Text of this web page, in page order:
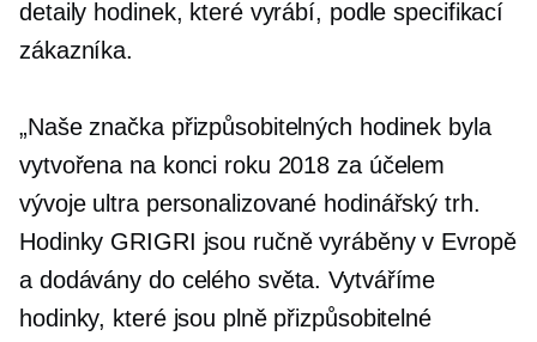
detaily hodinek, které vyrábí, podle specifikací
zákazníka.
„Naše značka přizpůsobitelných hodinek byla
vytvořena na konci roku 2018 za účelem
vývoje ultra personalizované hodinářský trh.
Hodinky GRIGRI jsou ručně vyráběny v Evropě
a dodávány do celého světa. Vytváříme
hodinky, které jsou plně přizpůsobitelné